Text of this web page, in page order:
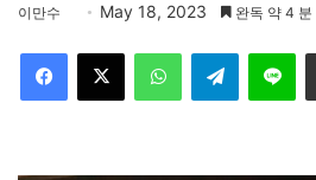
이만수 May 18, 2023 완독 약 4 분
Telegram